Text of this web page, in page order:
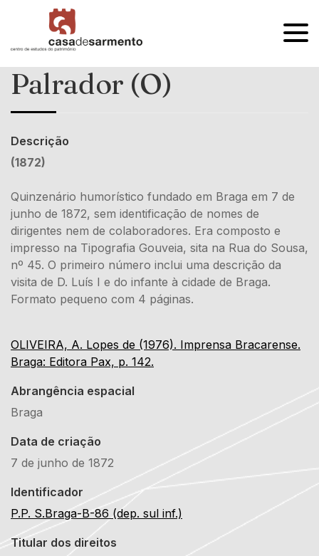
OPEN
Palrador (O)
Descrição
(1872)
Quinzenário humorístico fundado em Braga em 7 de
junho de 1872, sem identificação de nomes de
dirigentes nem de colaboradores. Era composto e
impresso na Tipografia Gouveia, sita na Rua do Sousa,
nº 45. O primeiro número inclui uma descrição da
visita de D. Luís I e do infante à cidade de Braga.
Formato pequeno com 4 páginas.
OLIVEIRA, A. Lopes de (1976). Imprensa Bracarense.
Braga: Editora Pax, p. 142.
Abrangência espacial
Braga
Data de criação
7 de junho de 1872
Identificador
P.P. S.Braga-B-86 (dep. sul inf.)
Titular dos direitos